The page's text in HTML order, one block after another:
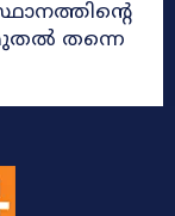
തന്നെ